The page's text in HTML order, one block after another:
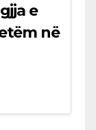
e
në